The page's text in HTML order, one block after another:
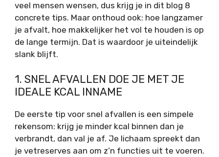
veel mensen wensen, dus krijg je in dit blog 8
concrete tips. Maar onthoud ook: hoe langzamer
je afvalt, hoe makkelijker het vol te houden is op
de lange termijn. Dat is waardoor je uiteindelijk
slank blijft.
1. SNEL AFVALLEN DOE JE MET JE
IDEALE KCAL INNAME
De eerste tip voor snel afvallen is een simpele
rekensom: krijg je minder kcal binnen dan je
verbrandt, dan val je af. Je lichaam spreekt dan
je vetreserves aan om z’n functies uit te voeren.